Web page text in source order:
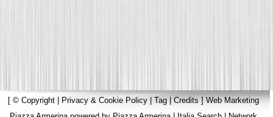
[ © Copyright | Privacy & Cookie Policy | Tag|Credits]Web Marketing